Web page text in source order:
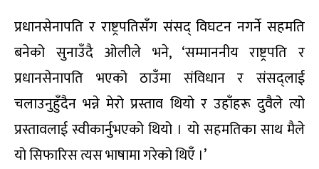
प्रधानसेनापति र राष्ट्रपतिसँग संसद् विघटन नगर्ने सहमति
बनेको सुनाउँदै ओलीले भने, ‘सम्माननीय राष्ट्रपति र
प्रधानसेनापति भएको ठाउँमा संविधान र संसद्लाई
चलाउनुहुँदैन भन्ने मेरो प्रस्ताव थियो र उहाँहरू दुवैले त्यो
प्रस्तावलाई स्वीकार्नुभएको थियो । यो सहमतिका साथ मैले
यो सिफारिस त्यस भाषामा गरेको थिएँ ।’